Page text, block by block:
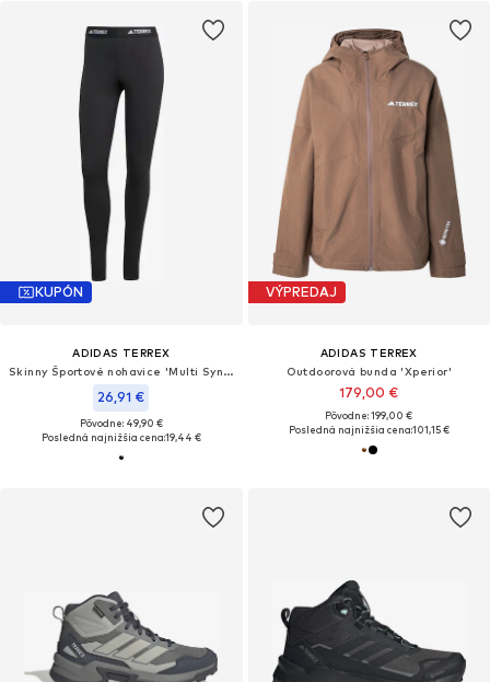
KUPÓN
ADIDAS TERREX
Skinny Športové nohavice 'Multi Synthetic Base Layer'
26,91 €
Pôvodne: 49,90 €
Posledná najnižšia cena:19,44 €
VÝPREDAJ
ADIDAS TERREX
Outdoorová bunda 'Xperior'
179,00 €
Pôvodne: 199,00 €
Posledná najnižšia cena:101,15 €